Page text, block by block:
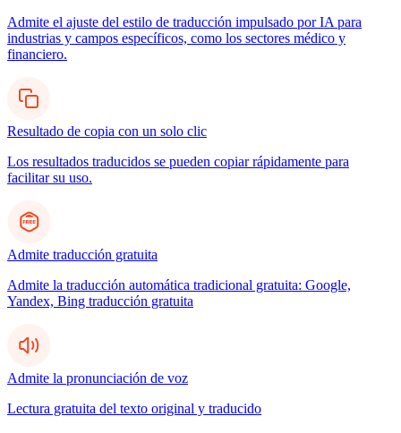
Admite el ajuste del estilo de traducción impulsado por IA para
industrias y campos específicos, como los sectores médico y
financiero.
Resultado de copia con un solo clic
Los resultados traducidos se pueden copiar rápidamente para
facilitar su uso.
Admite traducción gratuita
Admite la traducción automática tradicional gratuita: Google,
Yandex, Bing traducción gratuita
Admite la pronunciación de voz
Lectura gratuita del texto original y traducido